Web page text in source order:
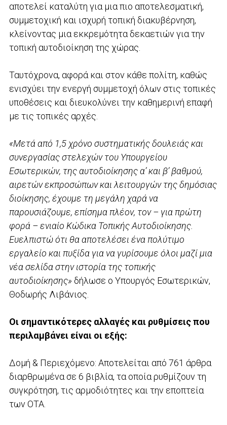
αποτελεί καταλύτη για μια πιο αποτελεσματική,
συμμετοχική και ισχυρή τοπική διακυβέρνηση,
κλείνοντας μια εκκρεμότητα δεκαετιών για την
τοπική αυτοδιοίκηση της χώρας.
Ταυτόχρονα, αφορά και στον κάθε πολίτη, καθώς
ενισχύει την ενεργή συμμετοχή όλων στις τοπικές
υποθέσεις και διευκολύνει την καθημερινή επαφή
με τις τοπικές αρχές.
«Μετά από 1,5 χρόνο συστηματικής δουλειάς και
συνεργασίας στελεχών του Υπουργείου
Εσωτερικών, της αυτοδιοίκησης α’ και β’ βαθμού,
αιρετών εκπροσώπων και λειτουργών της δημόσιας
διοίκησης, έχουμε τη μεγάλη χαρά να
παρουσιάζουμε, επίσημα πλέον, τον – για πρώτη
φορά – ενιαίο Κώδικα Τοπικής Αυτοδιοίκησης.
Ευελπιστώ ότι θα αποτελέσει ένα πολύτιμο
εργαλείο και πυξίδα για να γυρίσουμε όλοι μαζί μια
νέα σελίδα στην ιστορία της τοπικής
αυτοδιοίκησης» δήλωσε ο Υπουργός Εσωτερικών,
Θοδωρής Λιβάνιος.
Οι σημαντικότερες αλλαγές και ρυθμίσεις που
περιλαμβάνει είναι οι εξής:
Δομή & Περιεχόμενο: Αποτελείται από 761 άρθρα
διαρθρωμένα σε 6 βιβλία, τα οποία ρυθμίζουν τη
συγκρότηση, τις αρμοδιότητες και την εποπτεία
των ΟΤΑ.